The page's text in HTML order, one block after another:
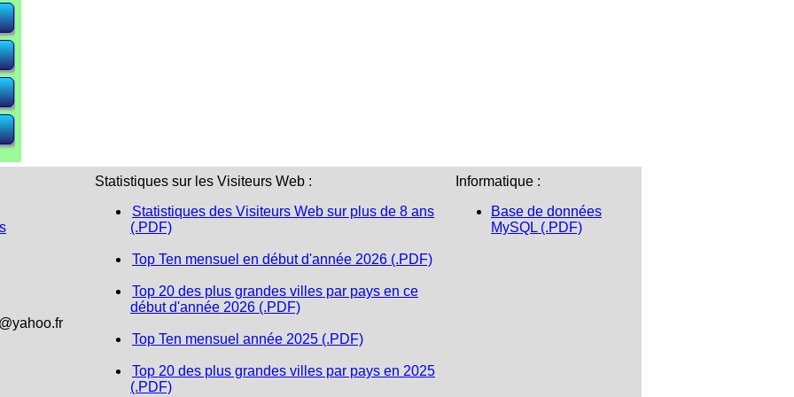
Statistiques sur les Visiteurs Web :
Statistiques des Visiteurs Web sur plus de 8 ans
(.PDF)
Top Ten mensuel en début d'année 2026 (.PDF)
Top 20 des plus grandes villes par pays en ce
début d'année 2026 (.PDF)
Top Ten mensuel année 2025 (.PDF)
Top 20 des plus grandes villes par pays en 2025
(.PDF)
Informatique :
Base de données
MySQL (.PDF)